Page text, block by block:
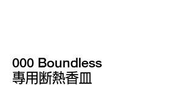
000 Boundless
專用断熱香皿